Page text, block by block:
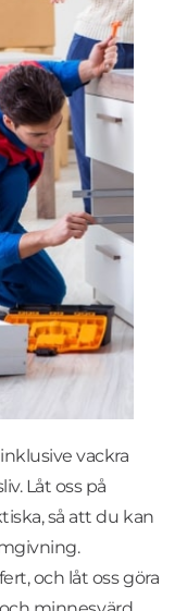
vackra
Låt oss på
så att du kan
och låt oss göra